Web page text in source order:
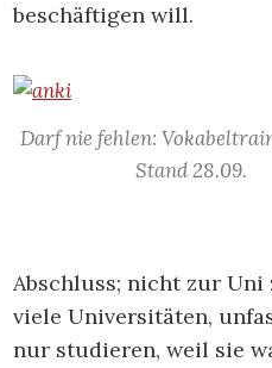
beschäftigen will.
Darf nie fehlen:
Stand 28.09.
Abschluss; nicht zur Uni
viele Universitäten,
nur studieren, weil sie